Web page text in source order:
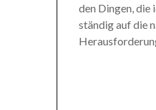
den Dingen,
ständig auf die